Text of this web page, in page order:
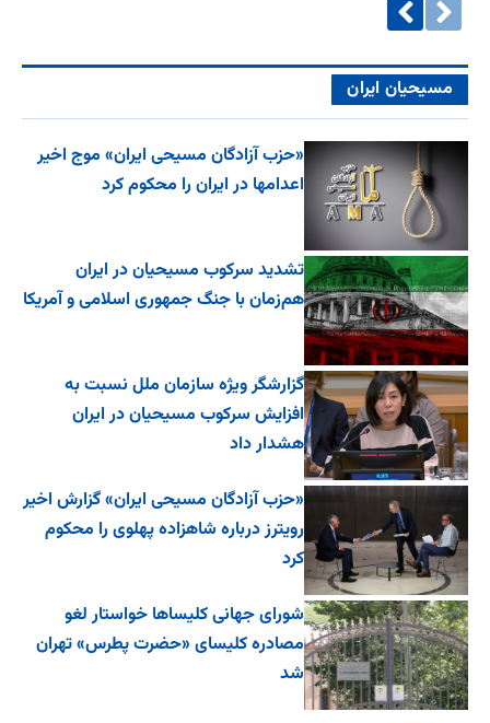
مسیحیان ایران
«حزب آزادگان مسیحی ایران» موج اخیر
اعدامها در ایران را محکوم کرد
تشدید سرکوب مسیحیان در ایران
هم‌زمان با جنگ جمهوری اسلامی و آمریکا
گزارشگر ویژه سازمان ملل نسبت به
افزایش سرکوب مسیحیان در ایران
هشدار داد
«حزب آزادگان مسیحی ایران» گزارش اخیر
رویترز درباره شاهزاده پهلوی را محکوم
کرد
شورای جهانی کلیساها خواستار لغو
مصادره کلیسای «حضرت پطرس» تهران
شد